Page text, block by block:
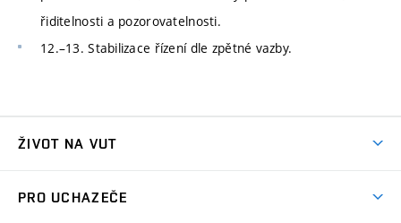
řiditelnosti a pozorovatelnosti.
12.–13. Stabilizace řízení dle zpětné vazby.
ŽIVOT NA VUT
PRO UCHAZEČE